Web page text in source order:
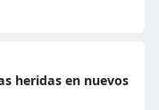
heridas en nuevos